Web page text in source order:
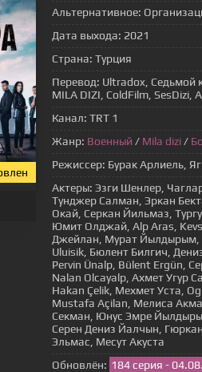
Альтернативное:
Дата выхода: 2021
Страна: Турция
Перевод: Ultradox, Седьмой
MILA DIZI, ColdFilm, SesDizi,
Канал: TRT 1
Жанр: Военный / Mila dizi /
Режиссер: Бурак Арлиель,
Актеры: Эзги Шенлер,
Тунджер Салман, Эркан
Окай, Серкан Йильмаз,
Юмит Олджай, Alp Aras,
Джейлан, Мурат Йылдырым,
Uluisik, Бюлент Билгич,
Pervin Ünalp, Bülent Ergün,
Nalan Olcayalp, Ахмет Угур
Hakan Çelik, Мехмет Уста,
Mustafa Açilan, Мелиса
Секман, Юнус Эмре
Серен Дениз Йалчын,
Эльмас, Месут Акуста
Обновлён: 184 серия -